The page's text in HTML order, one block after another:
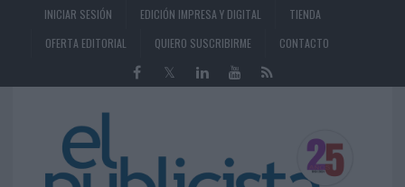
INICIAR SESIÓN EDICIÓN IMPRESA Y DIGITAL
TIENDA
OFERTA EDITORIAL
QUIERO SUSCRIBIRME CONTACTO